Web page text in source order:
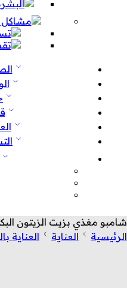
شامبو مغذي بزيت الزيتون
الرئيسية
العناية العناية